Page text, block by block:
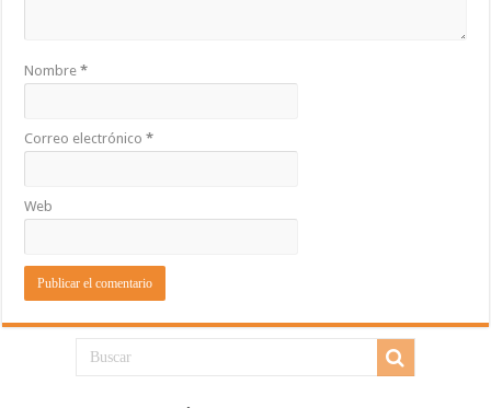
Nombre*
Correo electrónico*
Web